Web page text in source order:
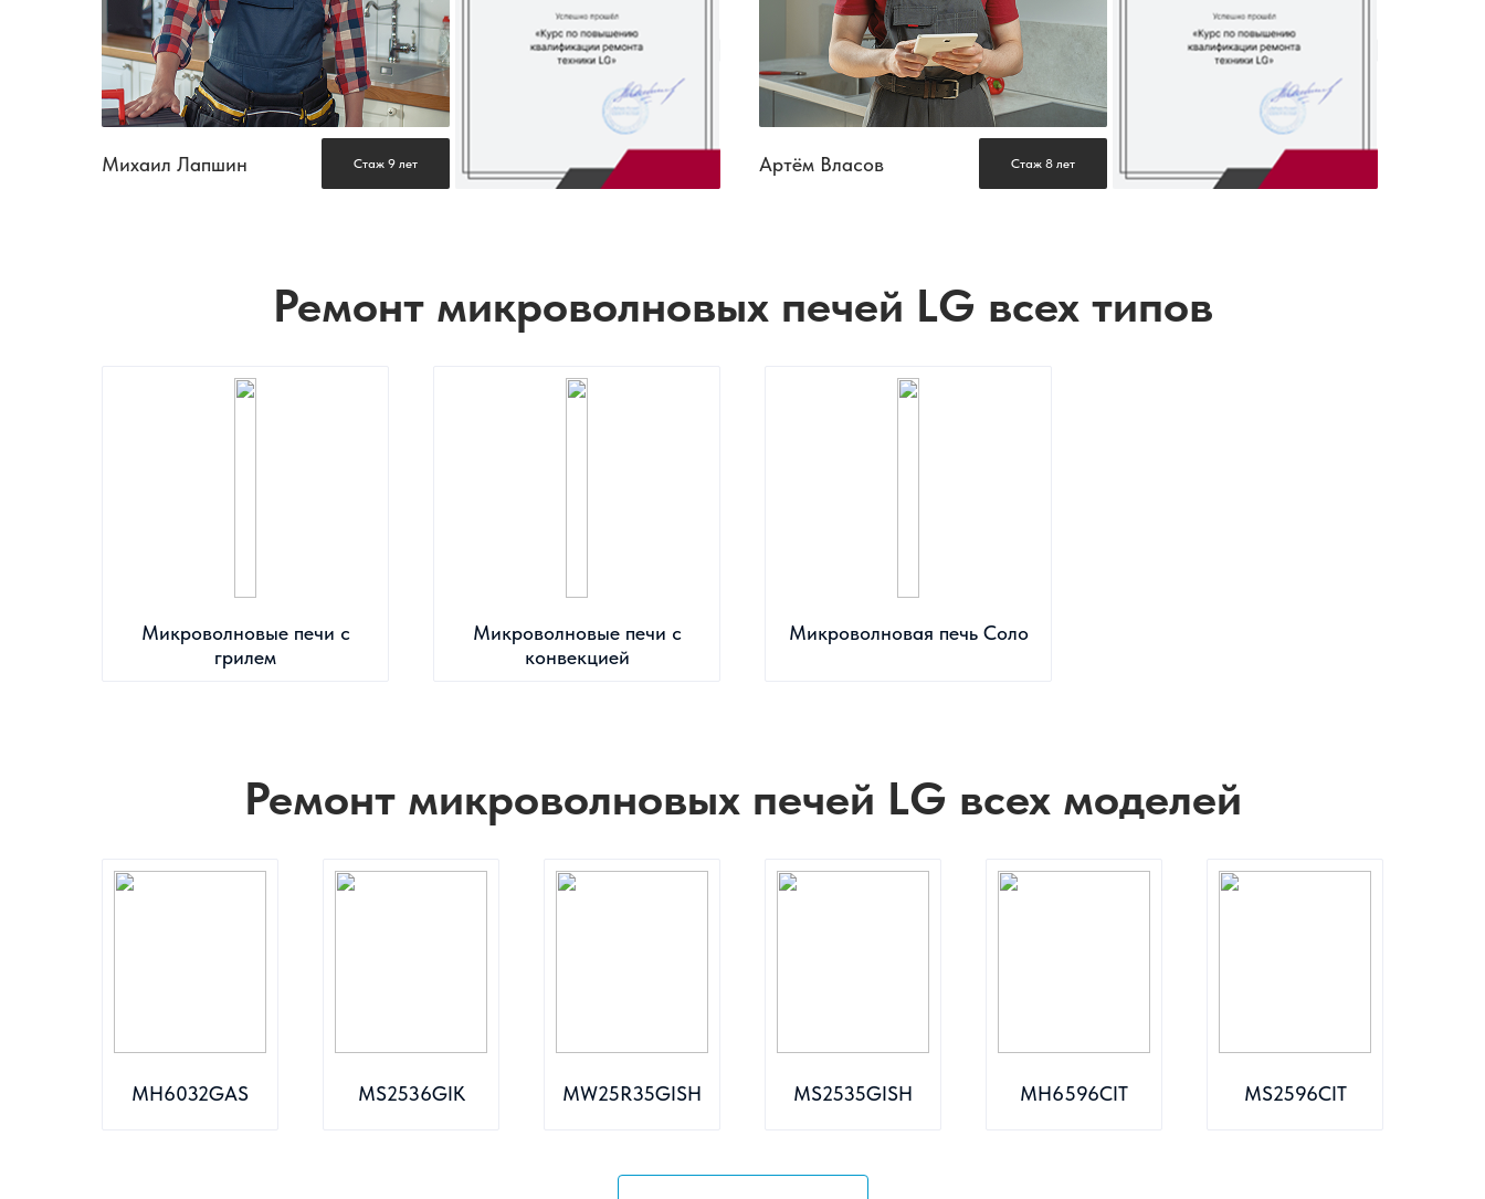
Михаил Лапшин Стаж 9 лет Артём Власов Стаж 8 лет
Ремонт микроволновых печей LG всех типов
Микроволновые печи с
грилем
Микроволновые печи с
конвекцией
Микроволновая печь Соло
Ремонт микроволновых печей LG всех моделей
MH6032GAS MS2536GIK MW25R35GISH MS2535GISH MH6596CIT MS2596CIT